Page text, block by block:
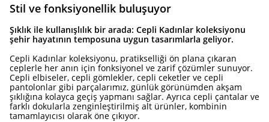
Stil ve fonksiyonellik buluşuyor
Şıklık ile kullanışlılık bir arada: Cepli Kadınlar koleksiyonu
şehir hayatının temposuna uygun tasarımlarla geliyor.
Cepli Kadınlar koleksiyonu, pratikselliği ön plana çıkaran
ceplerle her anın için fonksiyonel ve zarif çözümler sunuyor.
Cepli elbiseler, cepli gömlekler, cepli ceketler ve cepli
pantolonlar gibi parçalarımız, günlük görünümden akşam
şıklığına kolayca geçiş yapmanı sağlar. Ayrıca cepli çantalar ve
farklı dokularla zenginleştirilmiş alt ürünler, kombinin
tamamlayıcısı olarak öne çıkıyor.